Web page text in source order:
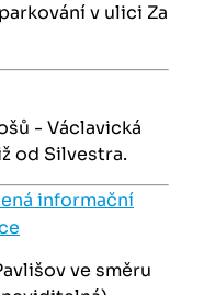
v ulici Za
- Václavická
od Silvestra.
informační
ve směru